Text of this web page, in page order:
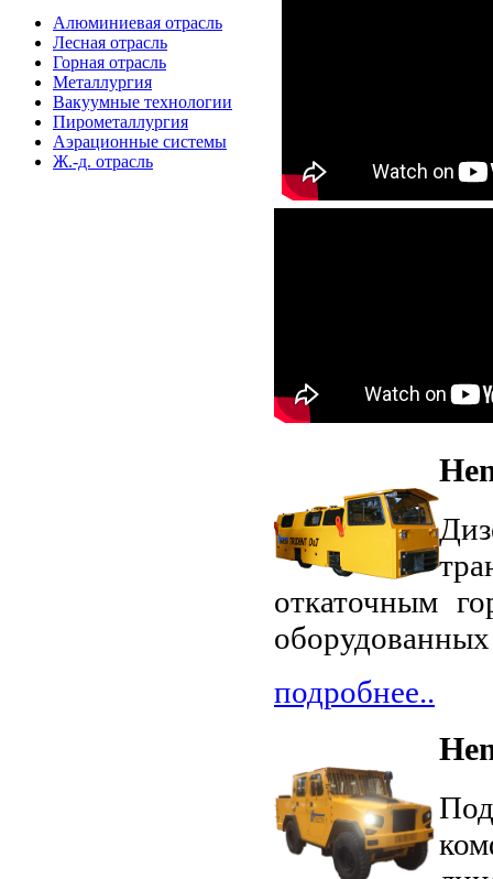
откаточным
подробнее..
Алюминиевая отрасль
Лесная отрасль
Горная отрасль
Металлургия
Вакуумные технологии
Пирометаллургия
Аэрационные системы
Ж.-д. отрасль